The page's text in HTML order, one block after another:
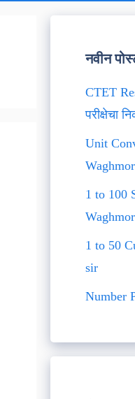
नवीन
CTET
परीक्षेचा
Unit
1 to 100
1 to 50
sir
Number